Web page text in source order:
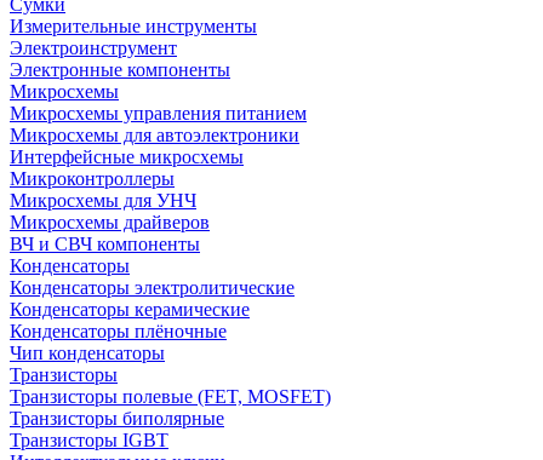
Сумки
Измерительные инструменты
Электроинструмент
Электронные компоненты
Микросхемы
Микросхемы управления питанием
Микросхемы для автоэлектроники
Интерфейсные микросхемы
Микроконтроллеры
Микросхемы для УНЧ
Микросхемы драйверов
ВЧ и СВЧ компоненты
Конденсаторы
Конденсаторы электролитические
Конденсаторы керамические
Конденсаторы плёночные
Чип конденсаторы
Транзисторы
Транзисторы полевые (FET, MOSFET)
Транзисторы биполярные
Транзисторы IGBT